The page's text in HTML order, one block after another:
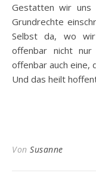
Gestatten wir uns
Grundrechte
Selbst da, wo
offenbar nicht nur
offenbar auch eine,
Und das heilt
Von Susanne